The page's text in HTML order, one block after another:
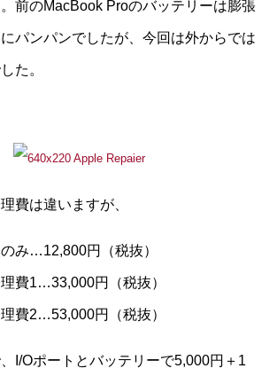
前のMacBook Proのバッテリーは膨張
パンパンでしたが、今回は外からでは
た。
費は違いますが、
み…12,800円（税抜）
費1…33,000円（税抜）
費2…53,000円（税抜）
I/Oポートとバッテリーで5,000円＋1